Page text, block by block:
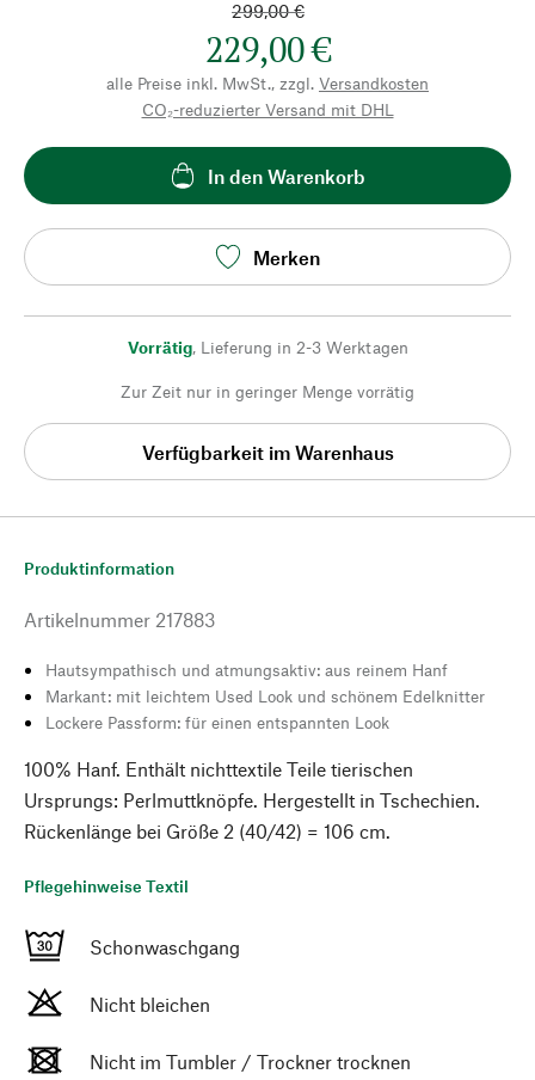
299,00 €
229,00 €
alle Preise inkl. MwSt., zzgl. Versandkosten
CO₂-reduzierter Versand mit DHL
In den Warenkorb
Merken
Vorrätig, Lieferung in 2-3 Werktagen
Zur Zeit nur in geringer Menge vorrätig
Verfügbarkeit im Warenhaus
Produktinformation
Artikelnummer 217883
Hautsympathisch und atmungsaktiv: aus reinem Hanf
Markant: mit leichtem Used Look und schönem Edelknitter
Lockere Passform: für einen entspannten Look
100% Hanf. Enthält nichttextile Teile tierischen
Ursprungs: Perlmuttknöpfe. Hergestellt in Tschechien.
Rückenlänge bei Größe 2 (40/42) = 106 cm.
Pflegehinweise Textil
Schonwaschgang
Nicht bleichen
Nicht im Tumbler / Trockner trocknen